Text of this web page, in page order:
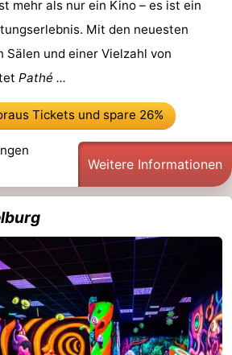
mehr als nur ein Kino – es ist ein
Mit den neuesten
Sälen und einer Vielzahl von
Pathé ...
Tickets und spare 26%
Weitere Informationen